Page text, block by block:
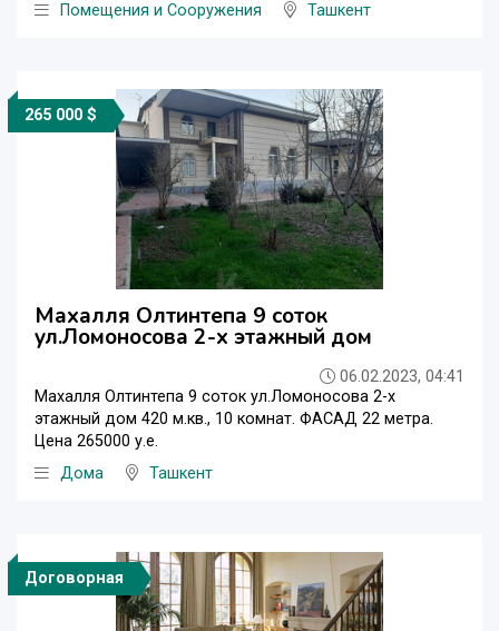
Помещения и Сооружения
Ташкент
265 000 $
Махалля Олтинтепа 9 соток
ул.Ломоносова 2-х этажный дом
06.02.2023, 04:41
Махалля Олтинтепа 9 соток ул.Ломоносова 2-х
этажный дом 420 м.кв., 10 комнат. ФАСАД 22 метра.
Цена 265000 у.е.
Дома
Ташкент
Договорная